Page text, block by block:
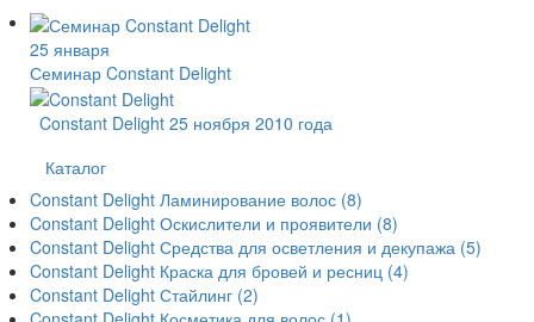
25 января
Семинар Constant Delight
Constant Delight 25 ноября 2010 года
Каталог
Constant Delight Ламинирование волос (8)
Constant Delight Оскислители и проявители (8)
Constant Delight Средства для осветления и декупажа (5)
Constant Delight Краска для бровей и ресниц (4)
Constant Delight Стайлинг (2)